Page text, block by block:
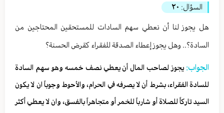
السؤال: ٢٠
هل يجوز لنا أن نعطي سهم السادات للمستحقين المحتاجين من
السادة؟.. وهل يجوز إعطاء الصدقة للفقراء كقرض الحسنة؟
الجواب: يجوز لصاحب المال أن يعطي نصف خمسه وهو سهم السادة
للسادة الفقراء، بشرط أن لا يصرفه في الحرام، والأحوط وجوباً ان لا يكون
السيد تاركاً للصلاة أو شارباً للخمر أو متجاهراً بالفسق، وان لا يعطي أكثر